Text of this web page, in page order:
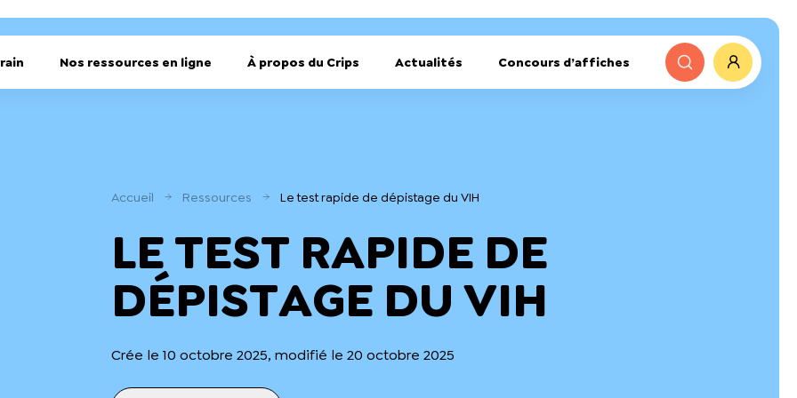
Nos ressources en ligne À propos du Crips Actualités Concours d’affiches
Accueil Ressources Le test rapide de dépistage du VIH
LE TEST RAPIDE DE
DÉPISTAGE DU VIH
Crée le 10 octobre 2025, modifié le 20 octobre 2025